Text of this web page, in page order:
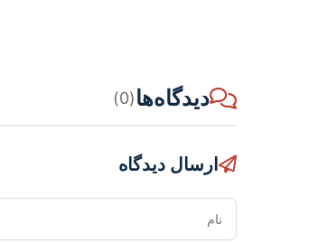
دیدگاه‌ها(0)
ارسال دیدگاه